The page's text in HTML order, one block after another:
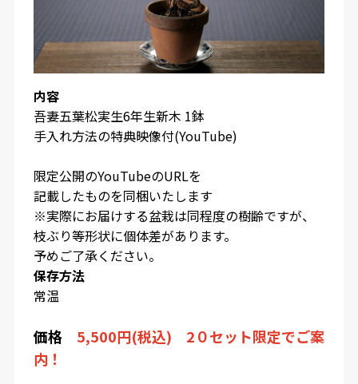
内容
吾妻五葉松実生6年生新木 1鉢
手入れ方法の特典映像付(YouTube)
限定公開のYouTubeのURLを
記載したものを同梱いたします
※実際にお届けする盆栽は同程度の樹齢ですが、
枝ぶり等形状に個体差があります。
予めご了承ください。
保存方法
常温
価格 5,500円(税込) 2０セット限定でご案
内！